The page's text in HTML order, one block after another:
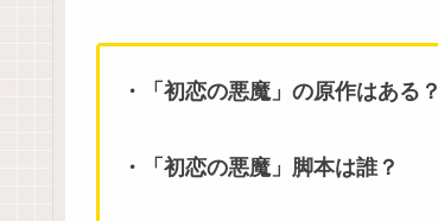
・「初恋の悪魔」の原作はある？
・「初恋の悪魔」脚本は誰？